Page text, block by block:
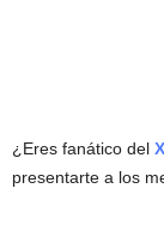
¿Eres fanático del
presentarte a los